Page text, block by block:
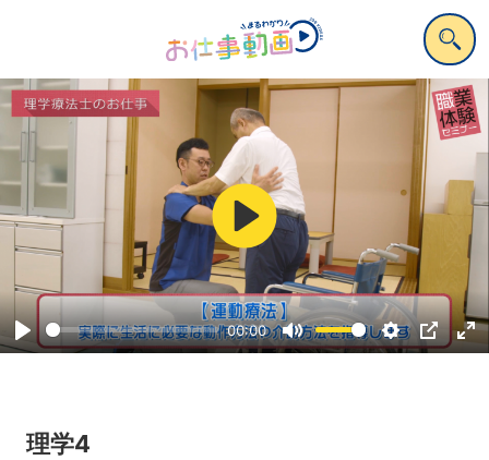
Play
00:00
Mute Settings
PIP
Play
理学4